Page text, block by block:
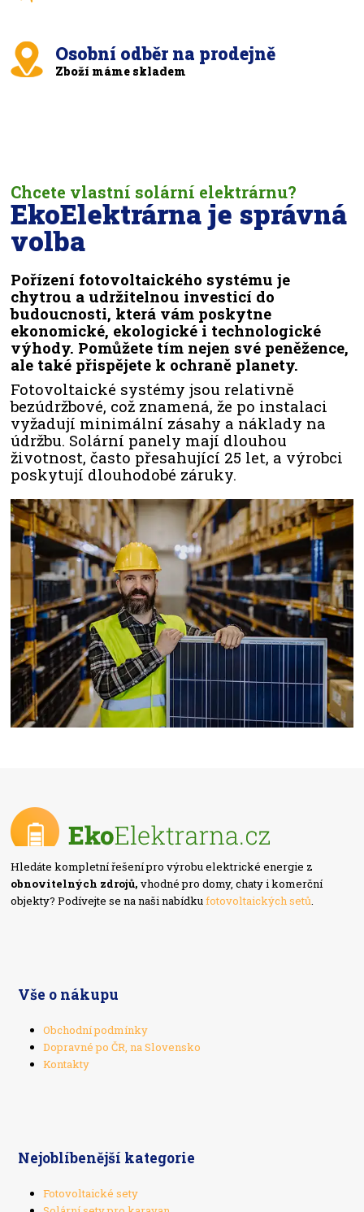
Osobní odběr na prodejně
Zboží máme skladem
Chcete vlastní solární elektrárnu?
EkoElektrárna je správná
volba
Pořízení fotovoltaického systému je
chytrou a udržitelnou investicí do
budoucnosti, která vám poskytne
ekonomické, ekologické i technologické
výhody. Pomůžete tím nejen své peněžence,
ale také přispějete k ochraně planety.
Fotovoltaické systémy jsou relativně
bezúdržbové, což znamená, že po instalaci
vyžadují minimální zásahy a náklady na
údržbu. Solární panely mají dlouhou
životnost, často přesahující 25 let, a výrobci
poskytují dlouhodobé záruky.
Hledáte kompletní řešení pro výrobu elektrické energie z
obnovitelných zdrojů, vhodné pro domy, chaty i komerční
objekty? Podívejte se na naši nabídkufotovoltaických setů.
Vše o nákupu
Obchodní podmínky
Dopravné po ČR, na Slovensko
Kontakty
Nejoblíbenější kategorie
Fotovoltaické sety